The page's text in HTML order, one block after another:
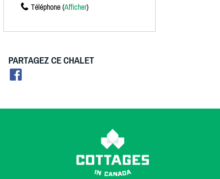
Téléphone (Afficher)
PARTAGEZ CE CHALET